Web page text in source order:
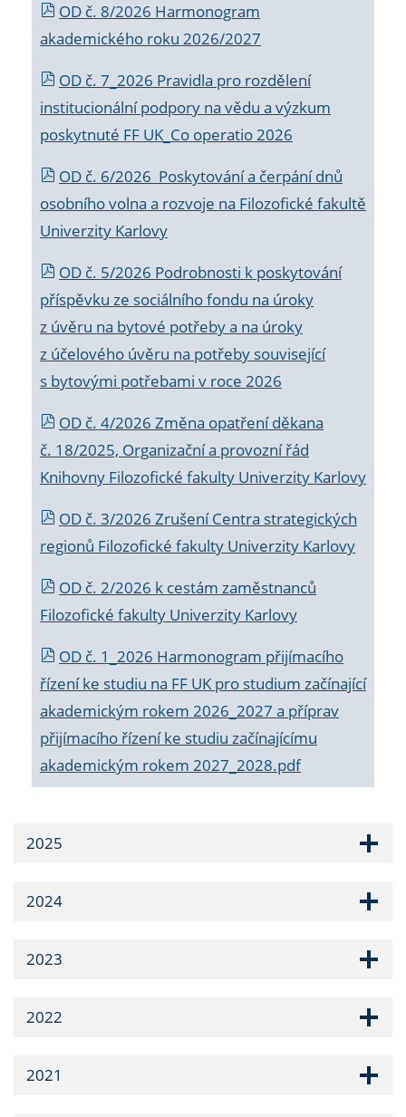
OD č. 8/2026 Harmonogram
akademického roku 2026/2027
OD č. 7_2026 Pravidla pro rozdělení
institucionální podpory na vědu a výzkum
poskytnuté FF UK_Co operatio 2026
OD č. 6/2026 Poskytování a čerpání dnů
osobního volna a rozvoje na Filozofické fakultě
Univerzity Karlovy
OD č. 5/2026 Podrobnosti k poskytování
příspěvku ze sociálního fondu na úroky
z úvěru na bytové potřeby a na úroky
z účelového úvěru na potřeby související
s bytovými potřebami v roce 2026
OD č. 4/2026 Změna opatření děkana
č. 18/2025, Organizační a provozní řád
Knihovny Filozofické fakulty Univerzity Karlovy
OD č. 3/2026 Zrušení Centra strategických
regionů Filozofické fakulty Univerzity Karlovy
OD č. 2/2026 k cestám zaměstnanců
Filozofické fakulty Univerzity Karlovy
OD č. 1_2026 Harmonogram přijímacího
řízení ke studiu na FF UK pro studium začínající
akademickým rokem 2026_2027 a příprav
přijímacího řízení ke studiu začínajícímu
akademickým rokem 2027_2028.pdf
2025
2024
2023
2022
2021